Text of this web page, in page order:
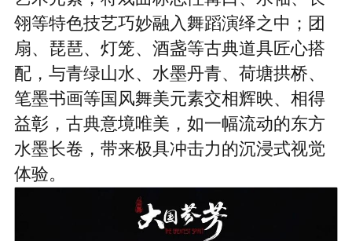
翎等特色技艺巧妙融入舞蹈演绎之中；团
扇、琵琶、灯笼、酒盏等古典道具匠心搭
配，与青绿山水、水墨丹青、荷塘拱桥、
笔墨书画等国风舞美元素交相辉映、相得
益彰，古典意境唯美，如一幅流动的东方
水墨长卷，带来极具冲击力的沉浸式视觉
体验。